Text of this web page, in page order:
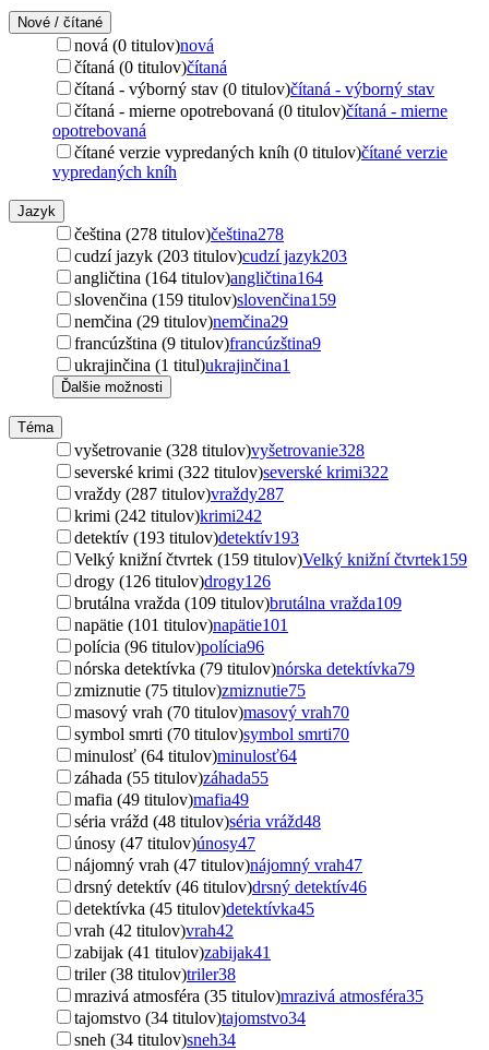
Nové / čítané
nová (0 titulov)nová
čítaná (0 titulov)čítaná
čítaná - výborný stav (0 titulov)čítaná - výborný stav
čítaná - mierne opotrebovaná (0 titulov)čítaná - mierne
opotrebovaná
čítané verzie vypredaných kníh (0 titulov)čítané verzie
vypredaných kníh
Jazyk
čeština (278 titulov)čeština278
cudzí jazyk (203 titulov)cudzí jazyk203
angličtina (164 titulov)angličtina164
slovenčina (159 titulov)slovenčina159
nemčina (29 titulov)nemčina29
francúzština (9 titulov)francúzština9
ukrajinčina (1 titul)ukrajinčina1
Ďalšie možnosti
Téma
vyšetrovanie (328 titulov)vyšetrovanie328
severské krimi (322 titulov)severské krimi322
vraždy (287 titulov)vraždy287
krimi (242 titulov)krimi242
detektív (193 titulov)detektív193
Velký knižní čtvrtek (159 titulov)Velký knižní čtvrtek159
drogy (126 titulov)drogy126
brutálna vražda (109 titulov)brutálna vražda109
napätie (101 titulov)napätie101
polícia (96 titulov)polícia96
nórska detektívka (79 titulov)nórska detektívka79
zmiznutie (75 titulov)zmiznutie75
masový vrah (70 titulov)masový vrah70
symbol smrti (70 titulov)symbol smrti70
minulosť (64 titulov)minulosť64
záhada (55 titulov)záhada55
mafia (49 titulov)mafia49
séria vrážd (48 titulov)séria vrážd48
únosy (47 titulov)únosy47
nájomný vrah (47 titulov)nájomný vrah47
drsný detektív (46 titulov)drsný detektív46
detektívka (45 titulov)detektívka45
vrah (42 titulov)vrah42
zabijak (41 titulov)zabijak41
triler (38 titulov)triler38
mrazivá atmosféra (35 titulov)mrazivá atmosféra35
tajomstvo (34 titulov)tajomstvo34
sneh (34 titulov)sneh34